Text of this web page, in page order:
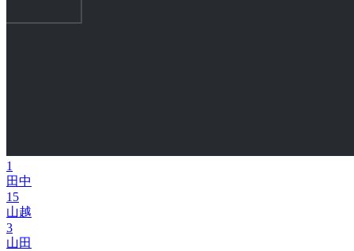
1
田中
15
山越
3
山田